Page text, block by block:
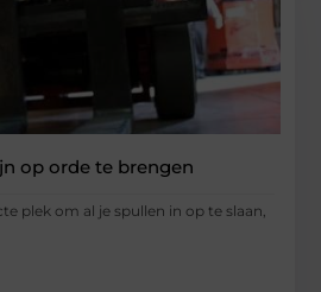
op orde te brengen
plek om al je spullen in op te slaan,